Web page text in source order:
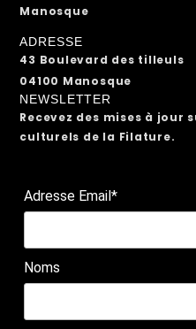
Manosque
ADRESSE
43 Boulevard des tilleuls
04100 Manosque
NEWSLETTER
Recevez des mises à jour
culturels de la Filature.
Adresse Email*
Noms